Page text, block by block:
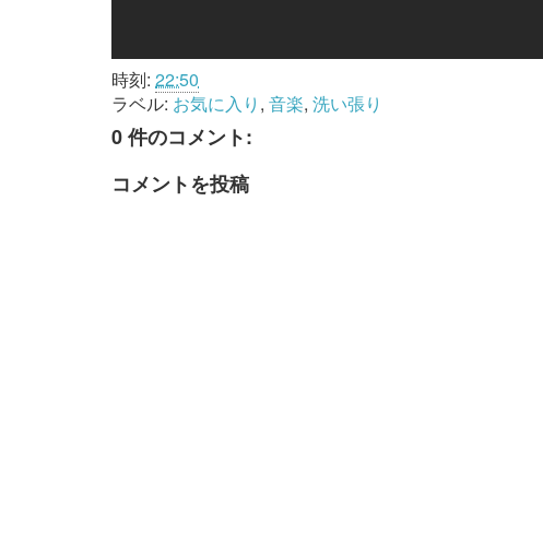
時刻: 22:50
ラベル: お気に入り , 音楽, 洗い張り
0 件のコメント:
コメントを投稿